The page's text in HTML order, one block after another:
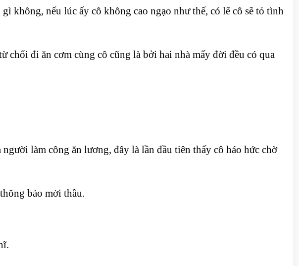
không, nếu lúc ấy cô không cao ngạo như thế, có lẽ cô sẽ tỏ tình
đi ăn cơm cùng cô cũng là bởi hai nhà mấy đời đều có qua
làm công ăn lương, đây là lần đầu tiên thấy cô háo hức chờ
báo mời thầu.